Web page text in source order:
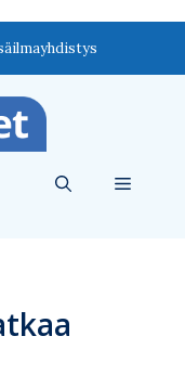
Valikko